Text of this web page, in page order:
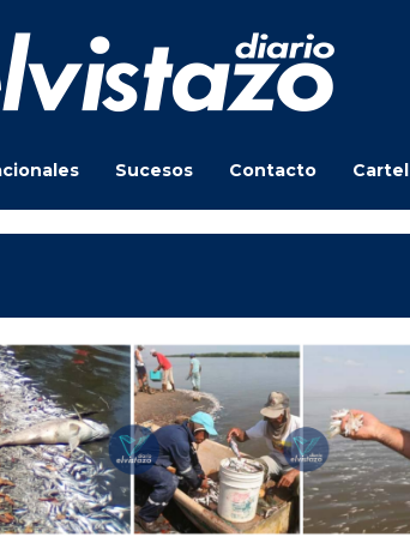
Sucesos Contacto